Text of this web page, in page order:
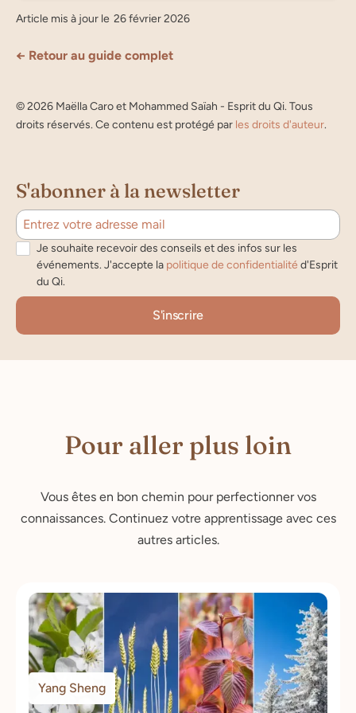
S'abonner à la newsletter
Je souhaite recevoir des conseils et des infos sur les
événements. J'accepte la politique de confidentialité d'Esprit
du Qi.
Article mis à jour le 26 février 2026
← Retour au guide complet
©2026 Maëlla Caro et Mohammed Saïah - Esprit du Qi. Tous
droits réservés. Ce contenu est protégé par les droits d'auteur.
Pour aller plus loin
Vous êtes en bon chemin pour perfectionner vos
connaissances. Continuez votre apprentissage avec ces
autres articles.
Yang Sheng